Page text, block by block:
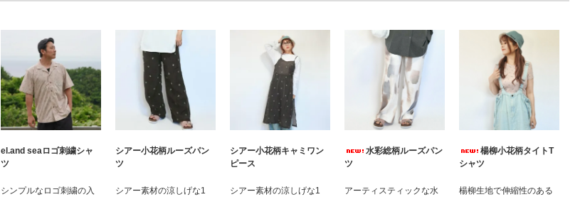
el.and seaロゴ刺繍シャ
ツ
シンプルなロゴ刺繍の入
シアー小花柄ルーズパン
ツ
シアー素材の涼しげな1
シアー小花柄キャミワン
ピース
シアー素材の涼しげな1
水彩総柄ルーズパン
ツ
アーティスティックな水
楊柳小花柄タイトT
シャツ
楊柳生地で伸縮性のある